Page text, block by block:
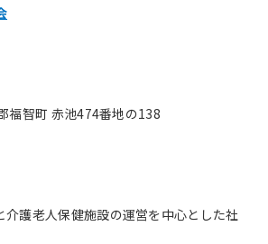
福智町 赤池474番地の138
介護老人保健施設の運営を中心とした社